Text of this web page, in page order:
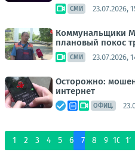
СМИ 23.07.2026,
Коммунальщики
плановый покос
СМИ 23.07.2026,
Осторожно:
интернет
ОФИЦ.
1 2 3 4 5 6 7 8 9 10 11